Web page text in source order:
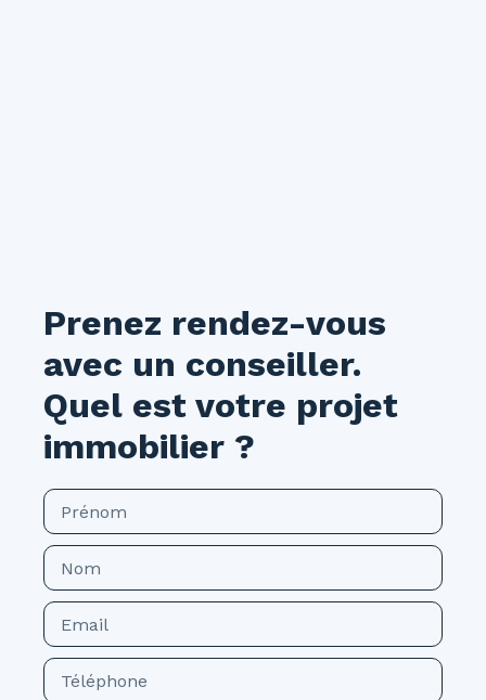
Prenez rendez-vous
avec un conseiller.
Quel est votre projet
immobilier ?
Prénom
Nom
Email
Téléphone